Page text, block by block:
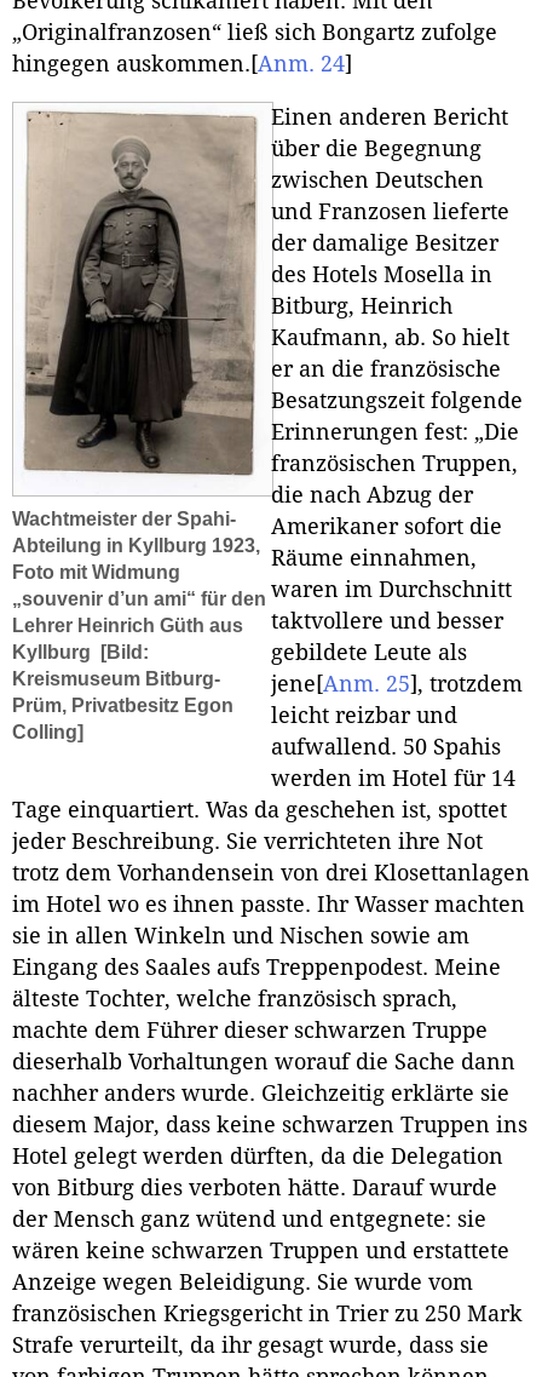
„Originalfranzosen“ ließ sich Bongartz zufolge
hingegen auskommen. [Anm. 24]
Wachtmeister der Spahi-
Abteilung in Kyllburg 1923,
Foto mit Widmung
„souvenir d’un ami“ für den
Lehrer Heinrich Güth aus
Kyllburg
[Bild:
Kreismuseum Bitburg-
Prüm, Privatbesitz Egon
Colling]
Einen anderen Bericht
über die Begegnung
zwischen Deutschen
und Franzosen lieferte
der damalige Besitzer
des Hotels Mosella in
Bitburg, Heinrich
Kaufmann, ab. So hielt
er an die französische
Besatzungszeit folgende
Erinnerungen fest: „Die
französischen Truppen,
die nach Abzug der
Amerikaner sofort die
Räume einnahmen,
waren im Durchschnitt
taktvollere und besser
gebildete Leute als
jene [Anm. 25] , trotzdem
leicht reizbar und
aufwallend. 50 Spahis
werden im Hotel für 14
Tage einquartiert. Was da geschehen ist, spottet
jeder Beschreibung. Sie verrichteten ihre Not
trotz dem Vorhandensein von drei Klosettanlagen
im Hotel wo es ihnen passte. Ihr Wasser machten
sie in allen Winkeln und Nischen sowie am
Eingang des Saales aufs Treppenpodest. Meine
älteste Tochter, welche französisch sprach,
machte dem Führer dieser schwarzen Truppe
dieserhalb Vorhaltungen worauf die Sache dann
nachher anders wurde. Gleichzeitig erklärte sie
diesem Major, dass keine schwarzen Truppen ins
Hotel gelegt werden dürften, da die Delegation
von Bitburg dies verboten hätte. Darauf wurde
der Mensch ganz wütend und entgegnete: sie
wären keine schwarzen Truppen und erstattete
Anzeige wegen Beleidigung. Sie wurde vom
französischen Kriegsgericht in Trier zu 250 Mark
Strafe verurteilt, da ihr gesagt wurde, dass sie